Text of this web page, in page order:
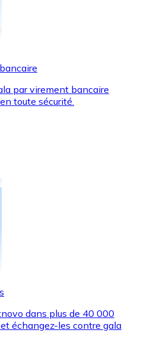
et Mastercard pour acheter
de vos marques
cadeaux
par virement bancaire
toute sécurité.
dans plus de 40 000
échangez-les contre gala